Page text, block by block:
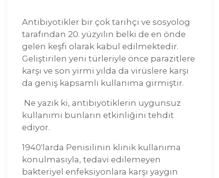
Antibiyotikler bir çok tarihçi ve sosyolog
tarafından 20. yüzyılın belki de en önde
gelen keşfi olarak kabul edilmektedir.
Geliştirilen yeni türleriyle önce parazitlere
karşı ve son yirmi yılda da virüslere karşı
da geniş kapsamlı kullanıma girmiştir.
Ne yazık ki, antibiyotiklerin uygunsuz
kullanımı bunların etkinliğini tehdit
ediyor.
1940'larda Penisilinin klinik kullanıma
konulmasıyla, tedavi edilemeyen
bakteriyel enfeksiyonlara karşı yaygın